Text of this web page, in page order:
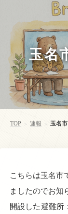
玉名
TOP > 速報 > 玉名
こちらは玉名市
ましたのでお知
開設した避難所